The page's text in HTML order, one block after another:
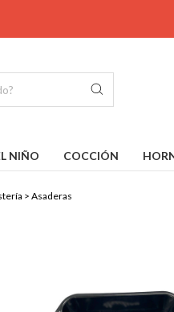
NIÑO COCCIÓN
> Asaderas